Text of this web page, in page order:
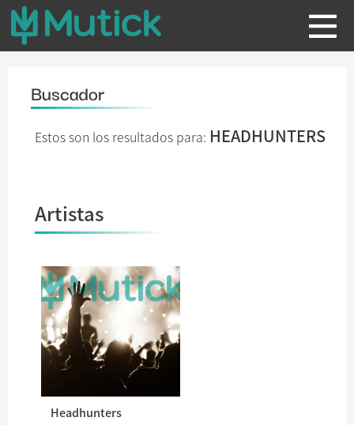
Buscador
Estos son los resultados para: HEADHUNTERS
Artistas
Headhunters